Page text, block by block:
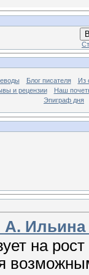
Блог писателя
Из
и рецензии
Наш
Эпиграф дня
Ильина
на